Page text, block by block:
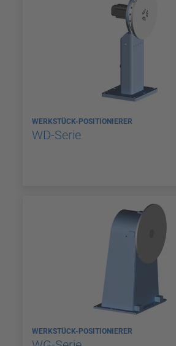
WERKSTÜCK-POSITIONIERER
WD-Serie
WERKSTÜCK-POSITIONIERER